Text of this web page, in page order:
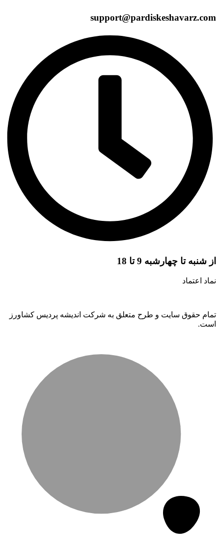
support@pardiskeshavarz.com
از شنبه تا چهارشبه 9 تا 18
نماد اعتماد
تمام حقوق سایت و طرح متعلق به شرکت اندیشه پردیس کشاورز
است.